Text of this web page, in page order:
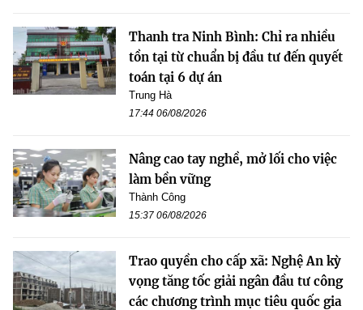
Thanh tra Ninh Bình: Chỉ ra nhiều
tồn tại từ chuẩn bị đầu tư đến quyết
toán tại 6 dự án
Trung Hà
17:44 06/08/2026
Nâng cao tay nghề, mở lối cho việc
làm bền vững
Thành Công
15:37 06/08/2026
Trao quyền cho cấp xã: Nghệ An kỳ
vọng tăng tốc giải ngân đầu tư công
các chương trình mục tiêu quốc gia